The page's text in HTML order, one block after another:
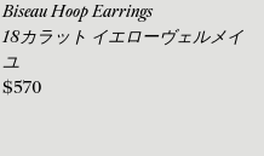
Biseau Hoop Earrings
18カラット イエローヴェルメイ
ユ
$570